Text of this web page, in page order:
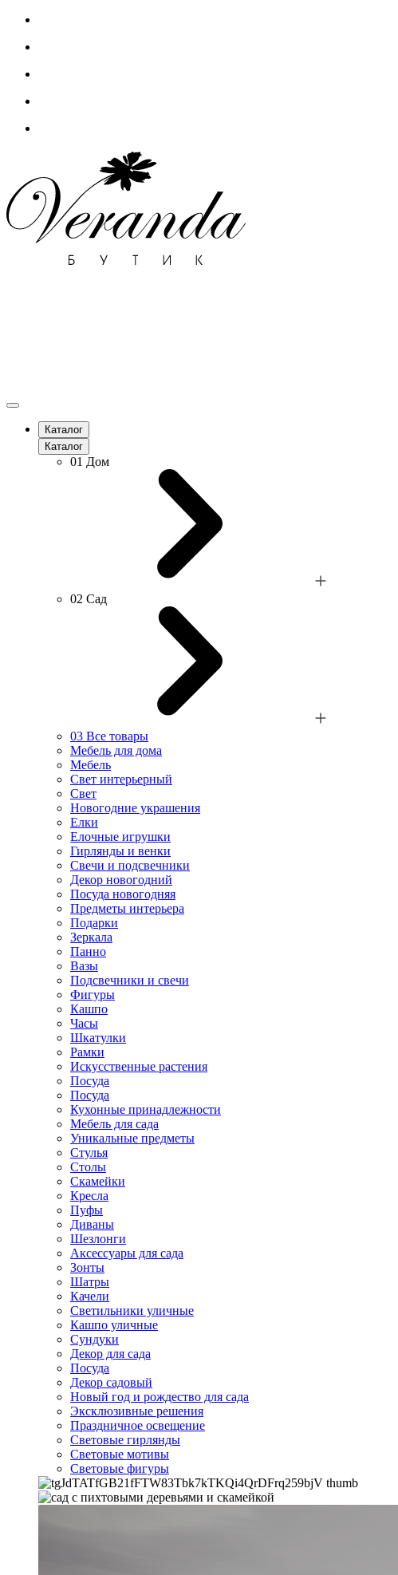
Каталог
Каталог
01 Дом
02 Сад
03 Все товары
Мебель для дома
Мебель
Свет интерьерный
Свет
Новогодние украшения
Елки
Елочные игрушки
Гирлянды и венки
Свечи и подсвечники
Декор новогодний
Посуда новогодняя
Предметы интерьера
Подарки
Зеркала
Панно
Вазы
Подсвечники и свечи
Фигуры
Кашпо
Часы
Шкатулки
Рамки
Искусственные растения
Посуда
Посуда
Кухонные принадлежности
Мебель для сада
Уникальные предметы
Стулья
Столы
Скамейки
Кресла
Пуфы
Диваны
Шезлонги
Аксессуары для сада
Зонты
Шатры
Качели
Cветильники уличные
Кашпо уличные
Сундуки
Декор для сада
Посуда
Декор садовый
Новый год и рождество для сада
Эксклюзивные решения
Праздничное освещение
Световые гирлянды
Световые мотивы
Световые фигуры